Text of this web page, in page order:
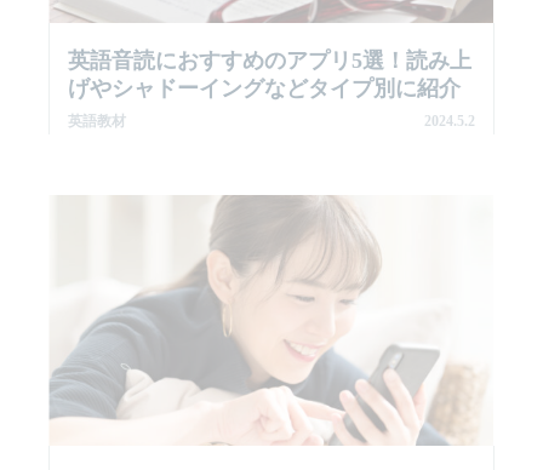
英語音読におすすめのアプリ5選！読み上
げやシャドーイングなどタイプ別に紹介
英語教材 2024.5.2